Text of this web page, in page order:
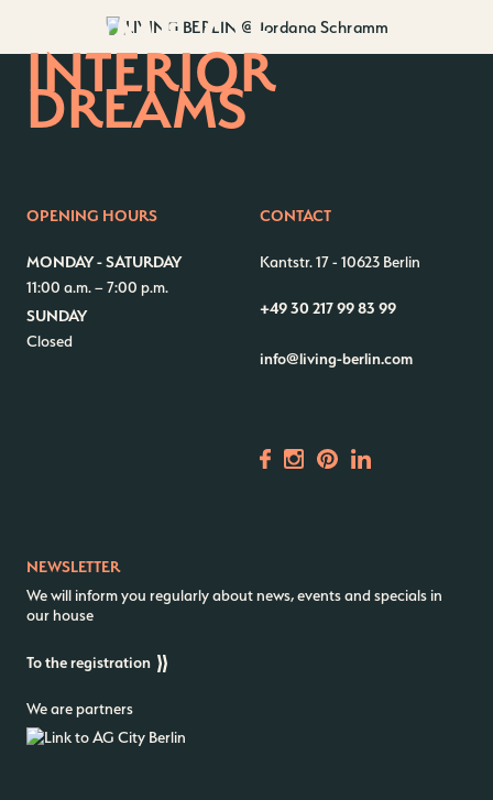
Kantstr. 17
–
10623Berlin
HOME OF
INTERIOR
DREAMS
OPENING HOURS
MONDAY - SATURDAY
11:00 a.m. – 7:00 p.m.
SUNDAY
Closed
CONTACT
Kantstr. 17- 10623 Berlin
+49 30 217 99 83 99
info@living-berlin.com
NEWSLETTER
We will inform you regularly about news, events and specials in
our house
To the registration
We are partners